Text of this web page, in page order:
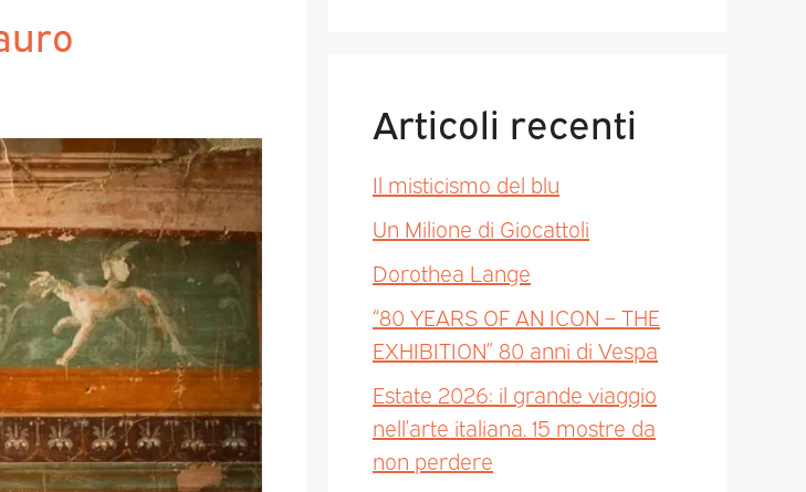
Articoli recenti
Il misticismo del blu
Un Milione di Giocattoli
Dorothea Lange
“80 YEARS OF AN ICON – THE
EXHIBITION” 80 anni di Vespa
Estate 2026: il grande viaggio
nell’arte italiana. 15 mostre da
non perdere